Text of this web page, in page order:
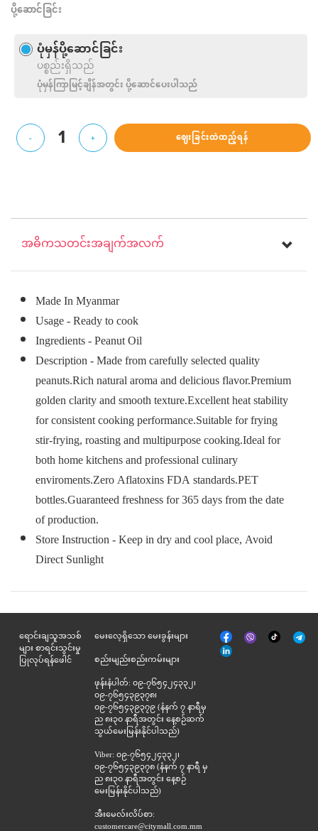
ပို့ဆောင်ခြင်း
ပုံမှန်ပို့ဆောင်ခြင်း
ပစ္စည်းရှိသည်
ပုံမှန်ကြာမြင့်ချိန်အတွင်း ပို့ဆောင်ပေးပါသည်
- 1 + ဈေးခြင်းထဲထည့်ရန်
အဓိကသတင်းအချက်အလက်
Made In Myanmar
Usage - Ready to cook
Ingredients - Peanut Oil
Description - Made from carefully selected quality
peanuts.Rich natural aroma and delicious flavor.Premium
golden clarity and smooth texture.Excellent heat stability
for consistent cooking performance.Suitable for frying
stir-frying, roasting and multipurpose cooking.Ideal for
both home kitchens and professional culinary
enviroments.Zero Aflatoxins FDA standards.PET
bottles.Guaranteed freshness for 365 days from the date
of production.
Store Instruction - Keep in dry and cool place, Avoid
Direct Sunlight
ရောင်းချသူအသစ်
များ စာရင်းသွင်းမှု
ပြုလုပ်ရန်ဖေါင်
မေးလေ့ရှိသော မေးခွန်းများ
စည်းမျည်းစည်းကမ်းများ
ဖုန်းနံပါတ်: ၀၉-၇၆၅၄၂၄၃၃၂၊
၀၉-၇၆၅၄၃၉၃၇၈၊
၀၉-၇၆၅၄၃၉၃၇၉ (နံနက် ၇ နာရီမှ
ည ၈း၃၀ နာရီအတွင်း နေ့စဉ်ဆက်
သွယ်မေးမြန်းနိုင်ပါသည်)
Viber: ၀၉-၇၆၅၄၂၄၃၃၂၊
၀၉-၇၆၅၄၃၉၃၇၈ (နံနက် ၇ နာရီ မှ
ည ၈း၃၀ နာရီအတွင်း နေ့စဉ်
မေးမြန်းနိုင်ပါသည်)
အီးမေလ်းလိပ်စာ:
customercare@citymall.com.mm
မျက်နှာစာ
အုပ်
Viber Tik
Tok
နှင့်
ဆက်စပ်